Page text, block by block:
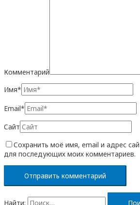
Комментарий
Имя*
Email*
Сайт
Сохранить моё имя, email и адрес
для последующих моих комментариев.
Найти: